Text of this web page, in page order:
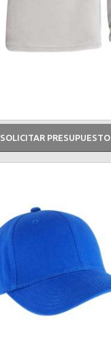
SOLICITAR PRESUPUESTO